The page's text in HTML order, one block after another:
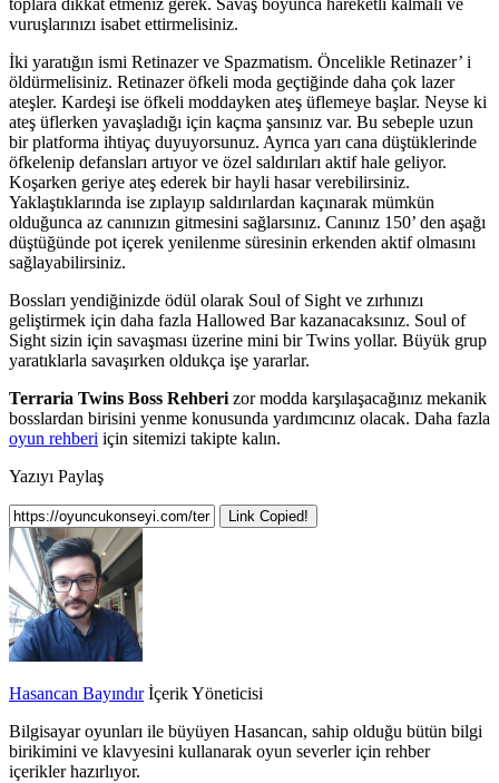
vuruşlarınızı isabet ettirmelisiniz.
İki yaratığın ismi Retinazer ve Spazmatism. Öncelikle Retinazer’ i
öldürmelisiniz. Retinazer öfkeli moda geçtiğinde daha çok lazer
ateşler. Kardeşi ise öfkeli moddayken ateş üflemeye başlar. Neyse ki
ateş üflerken yavaşladığı için kaçma şansınız var. Bu sebeple uzun
bir platforma ihtiyaç duyuyorsunuz. Ayrıca yarı cana düştüklerinde
öfkelenip defansları artıyor ve özel saldırıları aktif hale geliyor.
Koşarken geriye ateş ederek bir hayli hasar verebilirsiniz.
Yaklaştıklarında ise zıplayıp saldırılardan kaçınarak mümkün
olduğunca az canınızın gitmesini sağlarsınız. Canınız 150’ den aşağı
düştüğünde pot içerek yenilenme süresinin erkenden aktif olmasını
sağlayabilirsiniz.
Bossları yendiğinizde ödül olarak Soul of Sight ve zırhınızı
geliştirmek için daha fazla Hallowed Bar kazanacaksınız. Soul of
Sight sizin için savaşması üzerine mini bir Twins yollar. Büyük grup
yaratıklarla savaşırken oldukça işe yararlar.
Terraria Twins Boss Rehberi zor modda karşılaşacağınız mekanik
bosslardan birisini yenme konusunda yardımcınız olacak. Daha fazla
oyun rehberi için sitemizi takipte kalın.
Yazıyı Paylaş
Link Copied!
Hasancan Bayındır İçerik Yöneticisi
Bilgisayar oyunları ile büyüyen Hasancan, sahip olduğu bütün bilgi
birikimini ve klavyesini kullanarak oyun severler için rehber
içerikler hazırlıyor.